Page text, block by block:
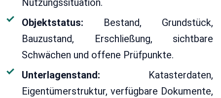
Nutzungssituation.
Objektstatus: Bestand, Grundstück,
Bauzustand, Erschließung, sichtbare
Schwächen und offene Prüfpunkte.
Unterlagenstand: Katasterdaten,
Eigentümerstruktur, verfügbare Dokumente,